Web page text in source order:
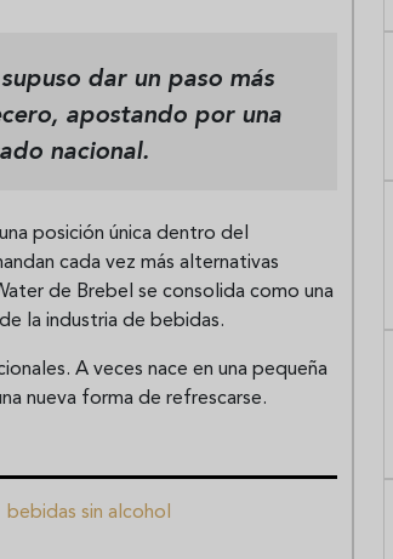
dar un paso más
apostando por una
nacional.
posición única dentro del
cada vez más alternativas
de Brebel se consolida como una
la industria de bebidas.
A veces nace en una pequeña
nueva forma de refrescarse.
bebidas sin alcohol